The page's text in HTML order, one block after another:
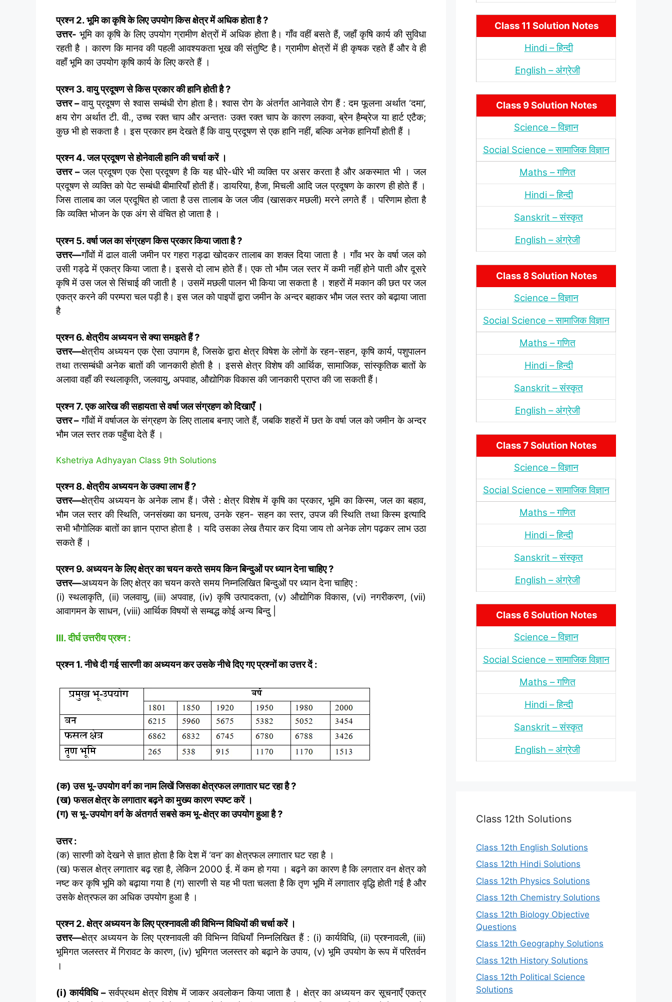
प्रश्न 2. भूमि का कृषि के लिए उपयोग किस क्षेत्र में अधिक होता है?
उत्तर- भूमि का कृषि के लिए उपयोग ग्रामीण क्षेत्रों में अधिक होता है। गाँव वहीं बसते हैं, जहाँ कृषि कार्य की सुविधा
रहती है । कारण कि मानव की पहली आवश्यकता भूख की संतुष्टि है। ग्रामीण क्षेत्रों में ही कृषक रहते हैं और वे ही
वहाँ भूमि का उपयोग कृषि कार्य के लिए करते हैं ।
प्रश्न 3. वायु प्रदूषण से किस प्रकार की हानि होती है?
उत्तर –वायु प्रदूषण से श्वास सम्बंधी रोग होता है। श्वास रोग के अंतर्गत आनेवाले रोग हैं : दम फूलना अर्थात ‘दमा’,
क्षय रोग अर्थात टी. वी., उच्च रक्त चाप और अन्ततः उक्त रक्त चाप के कारण लकवा, ब्रेन हैम्ब्रेज या हार्ट एटैक;
कुछ भी हो सकता है । इस प्रकार हम देखते हैं कि वायु प्रदूषण से एक हानि नहीं, बल्कि अनेक हानियाँ होती हैं ।
प्रश्न 4. जल प्रदूषण से होनेवाली हानि की चर्चा करें ।
उत्तर–जल प्रदूषण एक ऐसा प्रदूषण है कि यह धीरे-धीरे भी व्यक्ति पर असर करता है और अकस्मात भी । जल
प्रदूषण से व्यक्ति को पेट सम्बंधी बीमारियाँ होती हैं। डायरिया, हैजा, मिचली आदि जल प्रदूषण के कारण ही होते हैं ।
जिस तालाब का जल प्रदूषित हो जाता है उस तालाब के जल जीव (खासकर मछली) मरने लगते हैं । परिणाम होता है
कि व्यक्ति भोजन के एक अंग से वंचित हो जाता है ।
प्रश्न 5. वर्षा जल का संग्रहण किस प्रकार किया जाता है?
उत्तर—गाँवों में ढाल वाली जमीन पर गहरा गड्ढा खोदकर तालाब का शक्ल दिया जाता है । गाँव भर के वर्षा जल को
उसी गड्ढे में एकत्र किया जाता है। इससे दो लाभ होते हैं। एक तो भौम जल स्तर में कमी नहीं होने पाती और दूसरे
कृषि में उस जल से सिंचाई की जाती है । उसमें मछली पालन भी किया जा सकता है । शहरों में मकान की छत पर जल
एकत्र करने की परम्परा चल पड़ी है। इस जल को पाइपों द्वारा जमीन के अन्दर बहाकर भौम जल स्तर को बढ़ाया जाता
है
प्रश्न 6. क्षेत्रीय अध्ययन से क्या समझते हैं?
उत्तर—क्षेत्रीय अध्ययन एक ऐसा उपागम है, जिसके द्वारा क्षेत्र विषेश के लोगों के रहन-सहन, कृषि कार्य, पशुपालन
तथा तत्सम्बंधी अनेक बातों की जानकारी होती है । इससे क्षेत्र विशेष की आर्थिक, सामाजिक, सांस्कृतिक बातों के
अलावा वहाँ की स्थलाकृति, जलवायु, अपवाह, औद्योगिक विकास की जानकारी प्राप्त की जा सकती हैं।
प्रश्‍न 7. एक आरेख की सहायता से वर्षा जल संग्रहण को दिखाएँ ।
उत्तर – गाँवों में वर्षाजल के संग्रहण के लिए तालाब बनाए जाते हैं, जबकि शहरों में छत के वर्षा जल को जमीन के अन्दर
भौम जल स्तर तक पहुँचा देते हैं ।
Kshetriya Adhyayan Class 9th Solutions
प्रश्न 8. क्षेत्रीय अध्ययन के उक्या लाभ हैं?
उत्तर—क्षेत्रीय अध्ययन के अनेक लाभ हैं। जैसे : क्षेत्र विशेष में कृषि का प्रकार, भूमि का किस्म, जल का बहाव,
भौम जल स्तर की स्थिति, जनसंख्या का घनत्व, उनके रहन- सहन का स्तर, उपज की स्थिति तथा किस्म इत्यादि
सभी भौगोलिक बातों का ज्ञान प्राप्त होता है । यदि उसका लेख तैयार कर दिया जाय तो अनेक लोग पढ़कर लाभ उठा
सकते हैं ।
प्रश्न 9. अध्ययन के लिए क्षेत्र का चयन करते समय किन बिन्दुओं पर ध्यान देना चाहिए?
उत्तर—अध्ययन के लिए क्षेत्र का चयन करते समय निम्नलिखित बिन्दुओं पर ध्यान देना चाहिए :
(i) स्थलाकृति, (ii) जलवायु, (iii) अपवाह, (iv) कृषि उत्पादकता, (v) औद्योगिक विकास, (vi) नगरीकरण, (vii)
आवागमन के साधन, (viii) आर्थिक विषयों से सम्बद्ध कोई अन्य बिन्दु |
III. दीर्घ उत्तरीय प्रश्न :
प्रश्न 1. नीचे दी गई सारणी का अध्ययन कर उसके नीचे दिए गए प्रश्नों का उत्तर दें :
(क) उस भू-उपयोग वर्ग का नाम लिखें जिसका क्षेत्रफल लगातार घट रहा है?
(ख) फसल क्षेत्र के लगातार बढ़ने का मुख्य कारण स्पष्ट करें ।
(ग) स भू-उपयोग वर्ग के अंतगर्त सबसे कम भू-क्षेत्र का उपयोग हुआ है?
उत्तर :
(क) सारणी को देखने से ज्ञात होता है कि देश में ‘वन’ का क्षेत्रफल लगातार घट रहा है ।
(ख) फसल क्षेत्र लगातार बढ़ रहा है, लेकिन 2000 ई. में कम हो गया । बढ़ने का कारण है कि लगतार वन क्षेत्र को
नष्ट कर कृषि भूमि को बढ़ाया गया है (ग) सारणी से यह भी पता चलता है कि तृण भूमि में लगातार वृद्धि होती गई है और
उसके क्षेत्रफल का अधिक उपयोग हुआ है ।
प्रश्न 2. क्षेत्र अध्ययन के लिए प्रश्नावली की विभिन्न विधियों की चर्चा करें ।
उत्तर—क्षेत्र अध्ययन के लिए प्रश्नावली की विभिन्न विधियाँ निम्नलिखित हैं : (i) कार्यविधि, (ii) प्रश्नावली, (iii)
भूमिगत जलस्तर में गिरावट के कारण, (iv) भूमिगत जलस्तर को बढ़ाने के उपाय, (v) भूमि उपयोग के रूप में परितर्वन
।
(i) कार्यविधि –सर्वप्रथम क्षेत्र विशेष में जाकर अवलोकन किया जाता है । क्षेत्र का अध्ययन कर सूचनाएँ एकत्र
Class 11 Solution Notes
Hindi – हिन्‍दी
English – अंंग्रेजी
Class 9 Solution Notes
Science – विज्ञान
Social Science – सामाजिक विज्ञान
Maths – गणित
Hindi – हिन्‍दी
Sanskrit – संस्‍कृत
English – अंंग्रेजी
Class 8 Solution Notes
Science – विज्ञान
Social Science – सामाजिक विज्ञान
Maths – गणित
Hindi – हिन्‍दी
Sanskrit – संस्‍कृत
English – अंंग्रेजी
Class 7 Solution Notes
Science – विज्ञान
Social Science – सामाजिक विज्ञान
Maths – गणित
Hindi – हिन्‍दी
Sanskrit – संस्‍कृत
English – अंंग्रेजी
Class 6 Solution Notes
Science – विज्ञान
Social Science – सामाजिक विज्ञान
Maths – गणित
Hindi – हिन्‍दी
Sanskrit – संस्‍कृत
English – अंंग्रेजी
Class 12th Solutions
Class 12th English Solutions
Class 12th Hindi Solutions
Class 12th Physics Solutions
Class 12th Chemistry Solutions
Class 12th Biology Objective
Questions
Class 12th Geography Solutions
Class 12th History Solutions
Class 12th Political Science
Solutions